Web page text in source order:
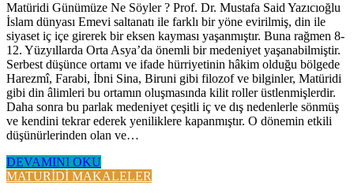
Matüridi Günümüze Ne Söyler ? Prof. Dr. Mustafa Said Yazıcıoğlu
İslam dünyası Emevi saltanatı ile farklı bir yöne evirilmiş, din ile
siyaset iç içe girerek bir eksen kayması yaşanmıştır. Buna rağmen 8-
12. Yüzyıllarda Orta Asya’da önemli bir medeniyet yaşanabilmiştir.
Serbest düşünce ortamı ve ifade hürriyetinin hâkim olduğu bölgede
Harezmî, Farabi, İbni Sina, Biruni gibi filozof ve bilginler, Matüridi
gibi din âlimleri bu ortamın oluşmasında kilit roller üstlenmişlerdir.
Daha sonra bu parlak medeniyet çeşitli iç ve dış nedenlerle sönmüş
ve kendini tekrar ederek yeniliklere kapanmıştır. O dönemin etkili
düşünürlerinden olan ve…
DEVAMINI OKU
MATURİDİ MAKALELER